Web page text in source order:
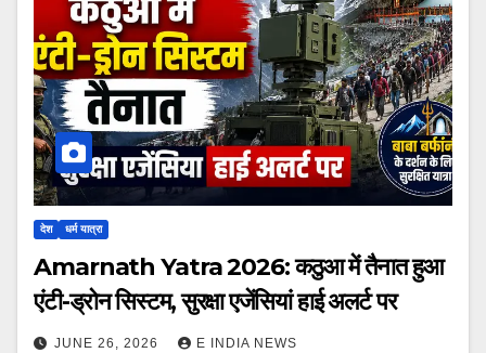
देश धर्म यात्रा
Amarnath Yatra 2026: कठुआ में तैनात हुआ
एंटी-ड्रोन सिस्टम, सुरक्षा एजेंसियां हाई अलर्ट पर
JUNE 26, 2026 E INDIA NEWS